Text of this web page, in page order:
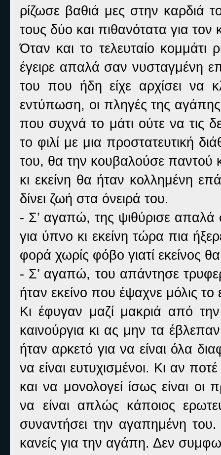
ρίζωσε βαθιά μες στην καρδιά
τους δύο και πιθανότατα για
Όταν και το τελευταίο κομμάτι
έγειρε απαλά σαν νυσταγμένη
του που ήδη είχε αρχίσει να
εντύπωση, οι πληγές της
που συχνά το μάτι ούτε να τις
το φιλί με μια προστατευτική
του, θα την κουβαλούσε παντού
κι εκείνη θα ήταν κολλημένη
δίνει ζωή στα όνειρά του.
- Σ’ αγαπώ, της ψιθύρισε απαλά
για ύπνο κι εκείνη τώρα πια
φορά χωρίς φόβο γιατί εκείνος
- Σ’ αγαπώ, του απάντησε
ήταν εκείνο που έψαχνε μόλις το
Κι έφυγαν μαζί μακριά από
καινούργια κι ας μην τα
ήταν αρκετό για να είναι όλα
να είναι ευτυχισμένοι. Κι αν
και να μονολογεί ίσως είναι οι
να είναι απλώς κάποιος
συναντήσει την αγαπημένη του.
κανείς για την αγάπη. Δεν